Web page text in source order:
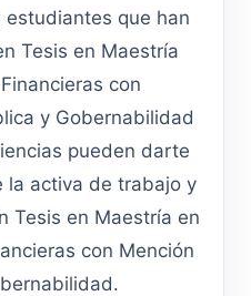
estudiantes que han
Tesis en Maestría
con
y Gobernabilidad
pueden darte
la activa de trabajo y
Tesis en Maestría en
con Mención